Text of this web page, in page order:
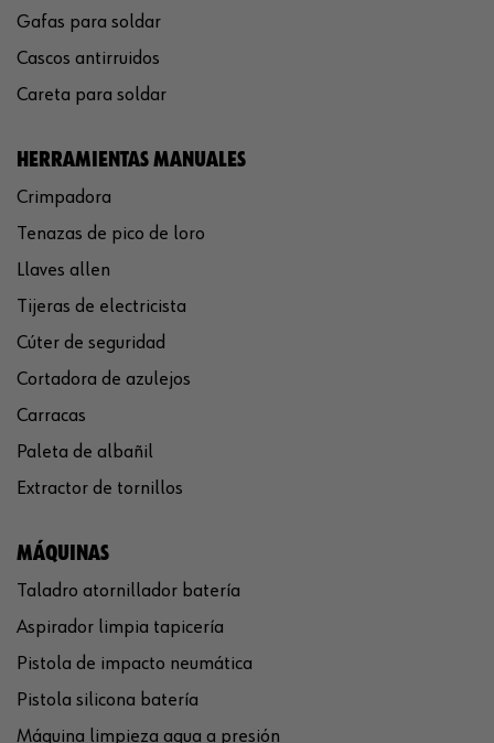
Gafas para soldar
Cascos antirruidos
Careta para soldar
HERRAMIENTAS MANUALES
Crimpadora
Tenazas de pico de loro
Llaves allen
Tijeras de electricista
Cúter de seguridad
Cortadora de azulejos
Carracas
Paleta de albañil
Extractor de tornillos
MÁQUINAS
Taladro atornillador batería
Aspirador limpia tapicería
Pistola de impacto neumática
Pistola silicona batería
Máquina limpieza agua a presión